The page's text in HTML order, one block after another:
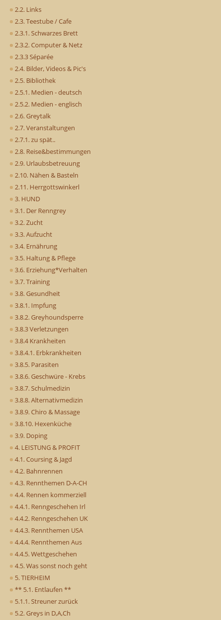
2.2. Links
2.3. Teestube / Cafe
2.3.1. Schwarzes Brett
2.3.2. Computer & Netz
2.3.3 Séparée
2.4. Bilder, Videos & Pic's
2.5. Bibliothek
2.5.1. Medien - deutsch
2.5.2. Medien - englisch
2.6. Greytalk
2.7. Veranstaltungen
2.7.1. zu spät..
2.8. Reise&bestimmungen
2.9. Urlaubsbetreuung
2.10. Nähen & Basteln
2.11. Herrgottswinkerl
3. HUND
3.1. Der Renngrey
3.2. Zucht
3.3. Aufzucht
3.4. Ernährung
3.5. Haltung & Pflege
3.6. Erziehung*Verhalten
3.7. Training
3.8. Gesundheit
3.8.1. Impfung
3.8.2. Greyhoundsperre
3.8.3 Verletzungen
3.8.4 Krankheiten
3.8.4.1. Erbkrankheiten
3.8.5. Parasiten
3.8.6. Geschwüre - Krebs
3.8.7. Schulmedizin
3.8.8. Alternativmedizin
3.8.9. Chiro & Massage
3.8.10. Hexenküche
3.9. Doping
4. LEISTUNG & PROFIT
4.1. Coursing & Jagd
4.2. Bahnrennen
4.3. Rennthemen D-A-CH
4.4. Rennen kommerziell
4.4.1. Renngeschehen Irl
4.4.2. Renngeschehen UK
4.4.3. Rennthemen USA
4.4.4. Rennthemen Aus
4.4.5. Wettgeschehen
4.5. Was sonst noch geht
5. TIERHEIM
** 5.1. Entlaufen **
5.1.1. Streuner zurück
5.2. Greys in D,A,Ch